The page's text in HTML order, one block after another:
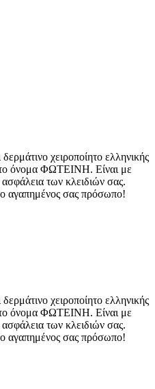
χειροποίητο ελληνικής
όνομα ΦΩΤΕΙΝΗ. Είναι με
ασφάλεια των κλειδιών σας.
αγαπημένος σας πρόσωπο!
χειροποίητο ελληνικής
όνομα ΦΩΤΕΙΝΗ. Είναι με
ασφάλεια των κλειδιών σας.
αγαπημένος σας πρόσωπο!